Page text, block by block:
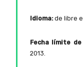
Idioma:de libre
Fecha límite
2013.